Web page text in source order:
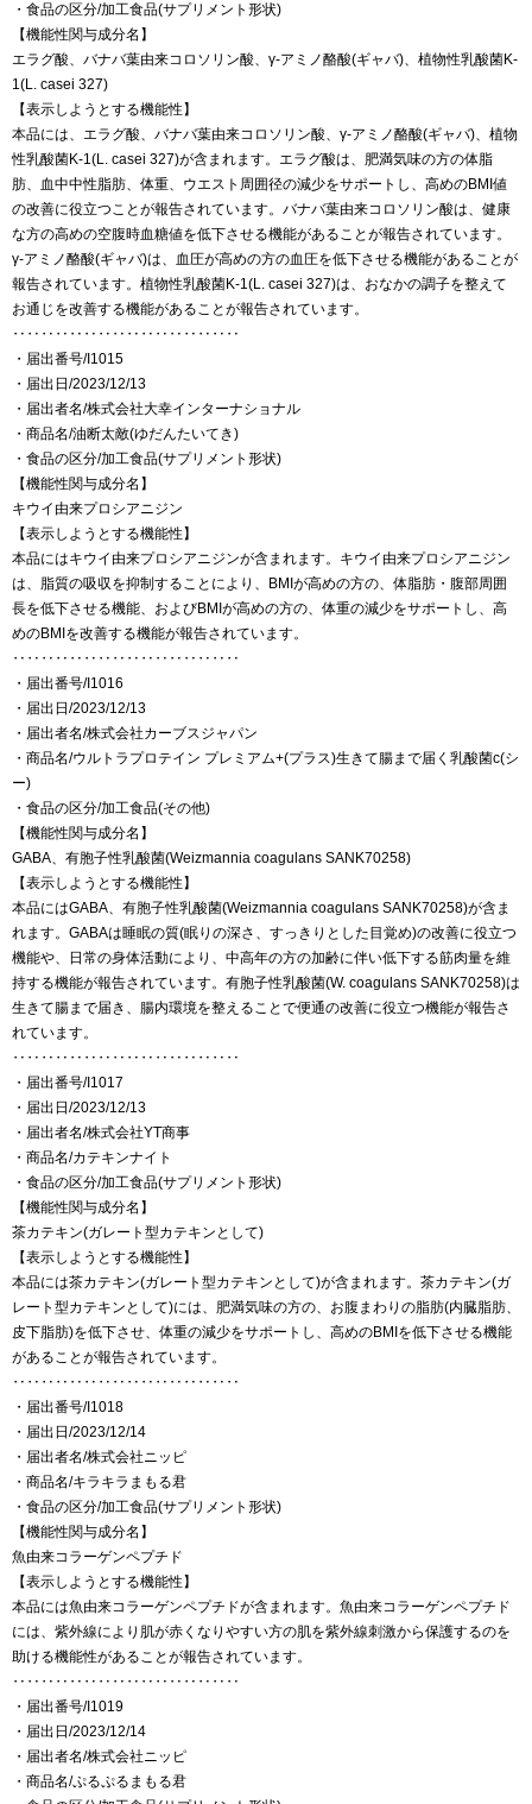
・食品の区分/加工食品(サプリメント形状)
【機能性関与成分名】
エラグ酸、バナバ葉由来コロソリン酸、γ-アミノ酪酸(ギャバ)、植物性乳酸菌K-
1(L. casei 327)
【表示しようとする機能性】
本品には、エラグ酸、バナバ葉由来コロソリン酸、γ-アミノ酪酸(ギャバ)、植物
性乳酸菌K-1(L. casei 327)が含まれます。エラグ酸は、肥満気味の方の体脂
肪、血中中性脂肪、体重、ウエスト周囲径の減少をサポートし、高めのBMI値
の改善に役立つことが報告されています。バナバ葉由来コロソリン酸は、健康
な方の高めの空腹時血糖値を低下させる機能があることが報告されています。
γ-アミノ酪酸(ギャバ)は、血圧が高めの方の血圧を低下させる機能があることが
報告されています。植物性乳酸菌K-1(L. casei 327)は、おなかの調子を整えて
お通じを改善する機能があることが報告されています。
‥‥‥‥‥‥‥‥‥‥‥‥‥‥‥‥
・届出番号/I1015
・届出日/2023/12/13
・届出者名/株式会社大幸インターナショナル
・商品名/油断太敵(ゆだんたいてき)
・食品の区分/加工食品(サプリメント形状)
【機能性関与成分名】
キウイ由来プロシアニジン
【表示しようとする機能性】
本品にはキウイ由来プロシアニジンが含まれます。キウイ由来プロシアニジン
は、脂質の吸収を抑制することにより、BMIが高めの方の、体脂肪・腹部周囲
長を低下させる機能、およびBMIが高めの方の、体重の減少をサポートし、高
めのBMIを改善する機能が報告されています。
‥‥‥‥‥‥‥‥‥‥‥‥‥‥‥‥
・届出番号/I1016
・届出日/2023/12/13
・届出者名/株式会社カーブスジャパン
・商品名/ウルトラプロテイン プレミアム+(プラス)生きて腸まで届く乳酸菌c(シ
ー)
・食品の区分/加工食品(その他)
【機能性関与成分名】
GABA、有胞子性乳酸菌(Weizmannia coagulans SANK70258)
【表示しようとする機能性】
本品にはGABA、有胞子性乳酸菌(Weizmannia coagulans SANK70258)が含ま
れます。GABAは睡眠の質(眠りの深さ、すっきりとした目覚め)の改善に役立つ
機能や、日常の身体活動により、中高年の方の加齢に伴い低下する筋肉量を維
持する機能が報告されています。有胞子性乳酸菌(W. coagulans SANK70258)は
生きて腸まで届き、腸内環境を整えることで便通の改善に役立つ機能が報告さ
れています。
‥‥‥‥‥‥‥‥‥‥‥‥‥‥‥‥
・届出番号/I1017
・届出日/2023/12/13
・届出者名/株式会社YT商事
・商品名/カテキンナイト
・食品の区分/加工食品(サプリメント形状)
【機能性関与成分名】
茶カテキン(ガレート型カテキンとして)
【表示しようとする機能性】
本品には茶カテキン(ガレート型カテキンとして)が含まれます。茶カテキン(ガ
レート型カテキンとして)には、肥満気味の方の、お腹まわりの脂肪(内臓脂肪、
皮下脂肪)を低下させ、体重の減少をサポートし、高めのBMIを低下させる機能
があることが報告されています。
‥‥‥‥‥‥‥‥‥‥‥‥‥‥‥‥
・届出番号/I1018
・届出日/2023/12/14
・届出者名/株式会社ニッピ
・商品名/キラキラまもる君
・食品の区分/加工食品(サプリメント形状)
【機能性関与成分名】
魚由来コラーゲンペプチド
【表示しようとする機能性】
本品には魚由来コラーゲンペプチドが含まれます。魚由来コラーゲンペプチド
には、紫外線により肌が赤くなりやすい方の肌を紫外線刺激から保護するのを
助ける機能性があることが報告されています。
‥‥‥‥‥‥‥‥‥‥‥‥‥‥‥‥
・届出番号/I1019
・届出日/2023/12/14
・届出者名/株式会社ニッピ
・商品名/ぷるぷるまもる君